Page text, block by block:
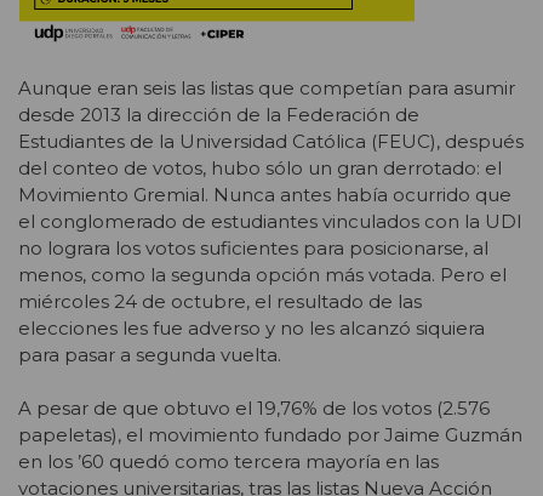
Aunque eran seis las listas que competían para asumir
desde 2013 la dirección de la Federación de
Estudiantes de la Universidad Católica (FEUC), después
del conteo de votos, hubo sólo un gran derrotado: el
Movimiento Gremial. Nunca antes había ocurrido que
el conglomerado de estudiantes vinculados con la UDI
no lograra los votos suficientes para posicionarse, al
menos, como la segunda opción más votada. Pero el
miércoles 24 de octubre, el resultado de las
elecciones les fue adverso y no les alcanzó siquiera
para pasar a segunda vuelta.
A pesar de que obtuvo el 19,76% de los votos (2.576
papeletas), el movimiento fundado por Jaime Guzmán
en los ’60 quedó como tercera mayoría en las
votaciones universitarias, tras las listas Nueva Acción